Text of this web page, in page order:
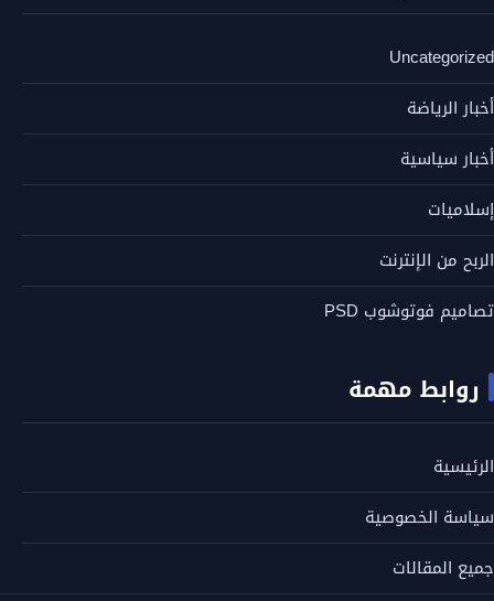
Uncategorized
أخبار الرياضة
أخبار سياسية
إسلاميات
الربح من الإنترنت
تصاميم فوتوشوب PSD
روابط مهمة
الرئيسية
سياسة الخصوصية
جميع المقالات